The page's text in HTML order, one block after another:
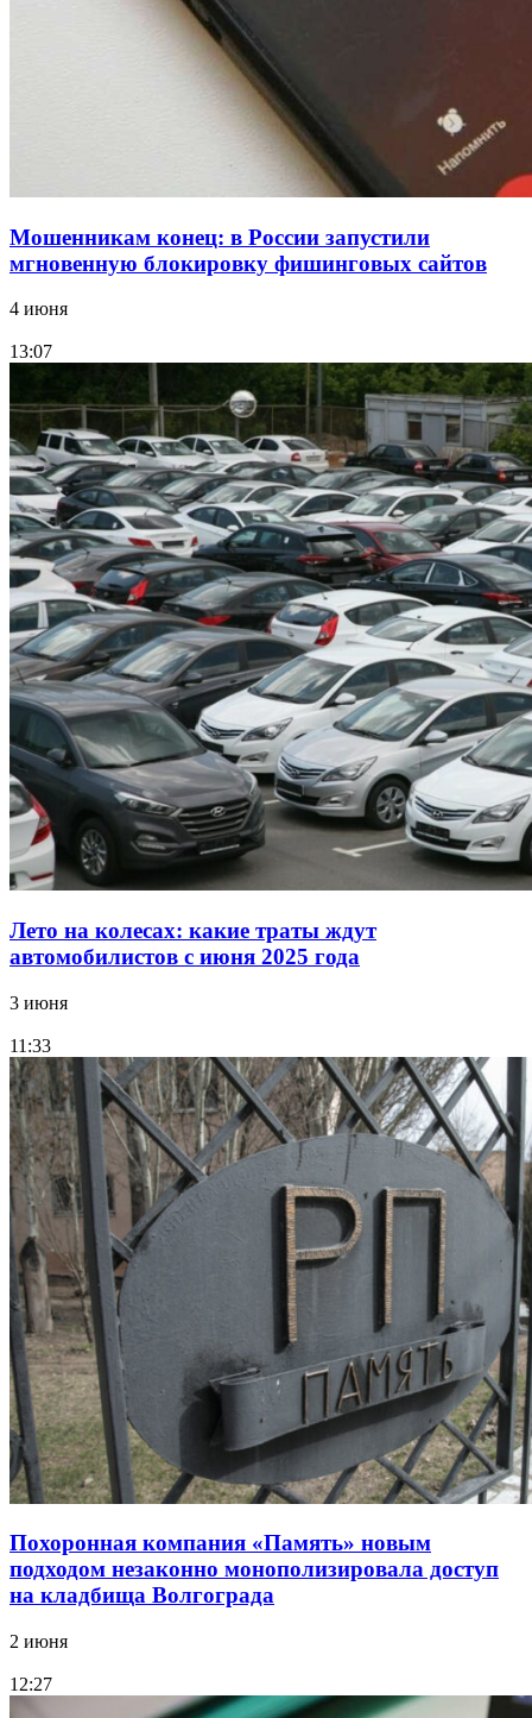
Фестиваль #ТриЧетыре в Волгограде пройдёт
11–13 сентября в рамках Года единства народов
Мошенникам конец: в России запустили
мгновенную блокировку фишинговых сайтов
4 июня
13:07
Лето на колесах: какие траты ждут
автомобилистов с июня 2025 года
3 июня
11:33
Похоронная компания «Память» новым
подходом незаконно монополизировала доступ
на кладбища Волгограда
2 июня
12:27